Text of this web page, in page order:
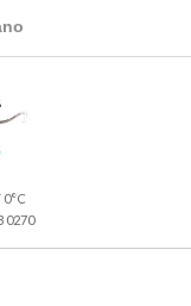
0°C
0270